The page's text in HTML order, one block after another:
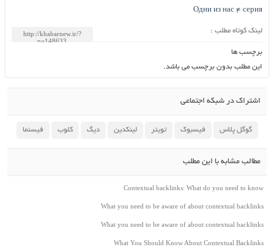
Одни из нас ۴ серия
لینک کوتاه مطلب :
برچسب ها
این مطلب بدون برچسب می باشد.
اشتراک در شبکه اجتماعی
گوگل پلاس فیسبوک تویتر لینکدین دیگ کلوب فیسنما
مطالب مشابه با این مطلب
Contextual backlinks: What do you need to know
What you need to be aware of about contextual backlinks
What you need to be aware of about contextual backlinks
What You Should Know About Contextual Backlinks